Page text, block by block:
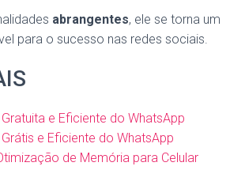
abrangentes, ele se torna um
para o sucesso nas redes sociais.
e Eficiente do WhatsApp
e Eficiente do WhatsApp
de Memória para Celular